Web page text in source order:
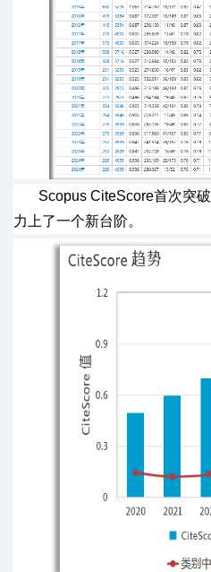
Scopus CiteScore首次突破
力上了一个新台阶。